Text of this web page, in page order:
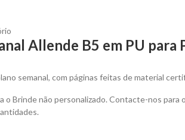
Allende B5 em PU para
semanal, com páginas feitas de material
o Brinde não personalizado. Contacte-nos para